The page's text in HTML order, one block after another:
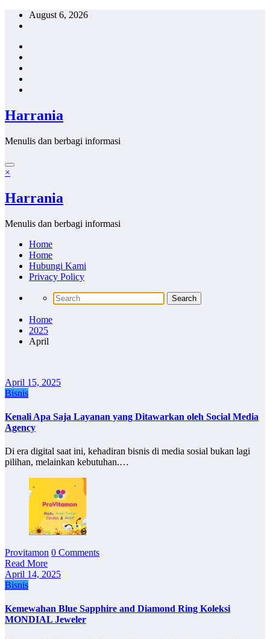
Skip
August 6, 2026
Harrania
Menulis dan berbagi informasi
×
Harrania
Menulis dan berbagi informasi
Home
Home
Hubungi Kami
Privacy Policy
Home
2025
April
April 15, 2025
Bisnis
Kenali Apa Saja Layanan yang Ditawarkan oleh Social Media
Agency
Di era digital saat ini, kehadiran bisnis di media sosial bukan lagi
pilihan, melainkan kebutuhan.…
Provitamon 0 Comments
Read More
April 14, 2025
Bisnis
Kemewahan Blue Sapphire and Diamond Ring Koleksi
MONDIAL Jeweler